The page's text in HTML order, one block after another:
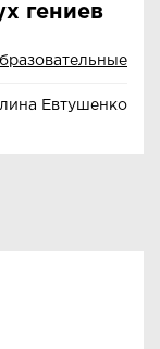
гениев
Евтушенко